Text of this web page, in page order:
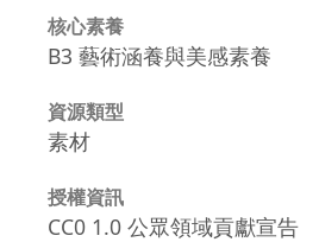
核心素養
B3 藝術涵養與美感素養
資源類型
素材
授權資訊
CC0 1.0 公眾領域貢獻宣告